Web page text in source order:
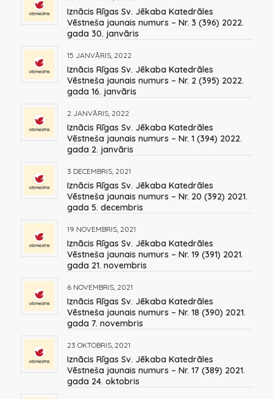
Iznācis Rīgas Sv. Jēkaba Katedrāles
Vēstneša jaunais numurs – Nr. 3 (396) 2022.
gada 30. janvāris
15 JANVĀRIS, 2022
Iznācis Rīgas Sv. Jēkaba Katedrāles
Vēstneša jaunais numurs – Nr. 2 (395) 2022.
gada 16. janvāris
2 JANVĀRIS, 2022
Iznācis Rīgas Sv. Jēkaba Katedrāles
Vēstneša jaunais numurs – Nr. 1 (394) 2022.
gada 2. janvāris
3 DECEMBRIS, 2021
Iznācis Rīgas Sv. Jēkaba Katedrāles
Vēstneša jaunais numurs – Nr. 20 (392) 2021.
gada 5. decembris
19 NOVEMBRIS, 2021
Iznācis Rīgas Sv. Jēkaba Katedrāles
Vēstneša jaunais numurs – Nr. 19 (391) 2021.
gada 21. novembris
6 NOVEMBRIS, 2021
Iznācis Rīgas Sv. Jēkaba Katedrāles
Vēstneša jaunais numurs – Nr. 18 (390) 2021.
gada 7. novembris
23 OKTOBRIS, 2021
Iznācis Rīgas Sv. Jēkaba Katedrāles
Vēstneša jaunais numurs – Nr. 17 (389) 2021.
gada 24. oktobris